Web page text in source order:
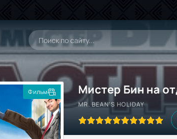
Мистер Бин на
MR. BEAN'S HOLIDAY
Фильм